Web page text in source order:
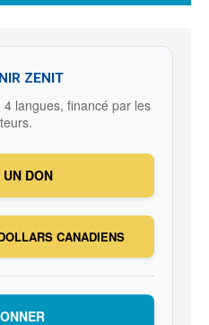
ZENIT
langues, financé par les
UN DON
CANADIENS